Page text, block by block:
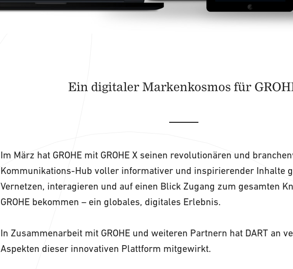
Ein digitaler Markenkosmos für
Im März hat GROHE mit GROHE X seinen revolutionären und
Kommunikations-Hub voller informativer und inspirierender Inhalte
Vernetzen, interagieren und auf einen Blick Zugang zum gesamten
GROHE bekommen – ein globales, digitales Erlebnis.
In Zusammenarbeit mit GROHE und weiteren Partnern hat DART an
Aspekten dieser innovativen Plattform mitgewirkt.